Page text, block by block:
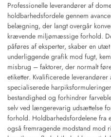
Professionelle leverandører af
holdbarhedsfordele gennem
belægning, der langt overgår
krævende miljømæssige forhold.
påføres af eksperter, skaber en
underliggende grafik mod fugt,
misbrug – faktorer, der normalt
etiketter. Kvalificerede
specialiserede
bestandighed og forhindrer
selv ved længerevarig udsættelse
forhold. Holdbarhedsfordelene fra
også fremragende modstand